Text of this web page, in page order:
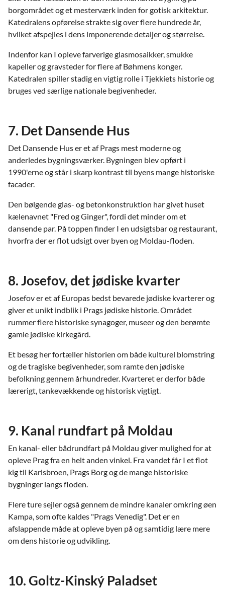
borgområdet og et mesterværk inden for gotisk arkitektur.
Katedralens opførelse strakte sig over flere hundrede år,
hvilket afspejles i dens imponerende detaljer og størrelse.
Indenfor kan I opleve farverige glasmosaikker, smukke
kapeller og gravsteder for flere af Bøhmens konger.
Katedralen spiller stadig en vigtig rolle i Tjekkiets historie og
bruges ved særlige nationale begivenheder.
7. Det Dansende Hus
Det Dansende Hus er et af Prags mest moderne og
anderledes bygningsværker. Bygningen blev opført i
1990'erne og står i skarp kontrast til byens mange historiske
facader.
Den bølgende glas- og betonkonstruktion har givet huset
kælenavnet "Fred og Ginger", fordi det minder om et
dansende par. På toppen finder I en udsigtsbar og restaurant,
hvorfra der er flot udsigt over byen og Moldau-floden.
8. Josefov, det jødiske kvarter
Josefov er et af Europas bedst bevarede jødiske kvarterer og
giver et unikt indblik i Prags jødiske historie. Området
rummer flere historiske synagoger, museer og den berømte
gamle jødiske kirkegård.
Et besøg her fortæller historien om både kulturel blomstring
og de tragiske begivenheder, som ramte den jødiske
befolkning gennem århundreder. Kvarteret er derfor både
lærerigt, tankevækkende og historisk vigtigt.
9. Kanal rundfart på Moldau
En kanal- eller bådrundfart på Moldau giver mulighed for at
opleve Prag fra en helt anden vinkel. Fra vandet får I et flot
kig til Karlsbroen, Prags Borg og de mange historiske
bygninger langs floden.
Flere ture sejler også gennem de mindre kanaler omkring øen
Kampa, som ofte kaldes "Prags Venedig". Det er en
afslappende måde at opleve byen på og samtidig lære mere
om dens historie og udvikling.
10. Goltz-Kinský Paladset